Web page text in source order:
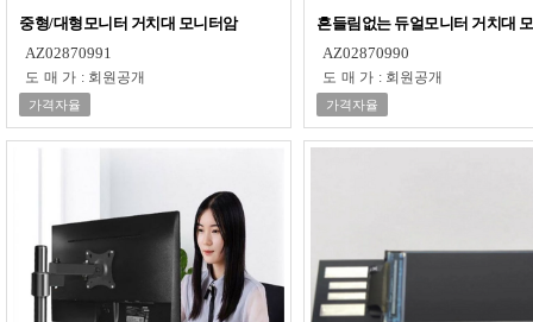
중형/대형모니터 거치대 모니터암
AZ02870991
도매가 : 회원공개
가격자율
흔들림없는 듀얼모니터 거치대
AZ02870990
도매가 : 회원공개
가격자율